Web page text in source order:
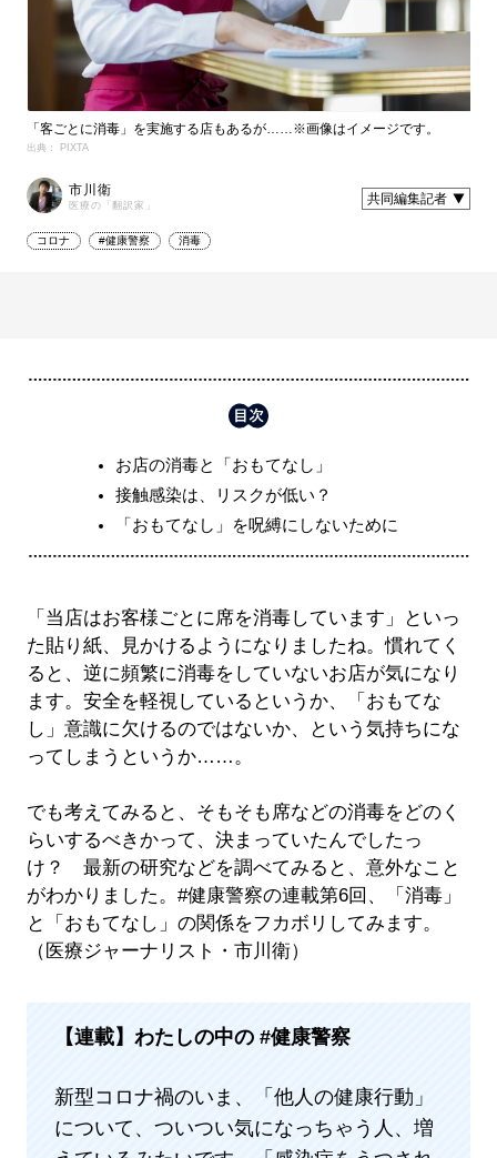
「客ごとに消毒」を実施する店もあるが……※画像はイメージです。
出典： PIXTA
市川衛
医療の「翻訳家」 共同編集記者
コロナ #健康警察 消毒
お店の消毒と「おもてなし」
接触感染は、リスクが低い？
「おもてなし」を呪縛にしないために
「当店はお客様ごとに席を消毒しています」といっ
た貼り紙、見かけるようになりましたね。慣れてく
ると、逆に頻繁に消毒をしていないお店が気になり
ます。安全を軽視しているというか、「おもてな
し」意識に欠けるのではないか、という気持ちにな
ってしまうというか……。
でも考えてみると、そもそも席などの消毒をどのく
らいするべきかって、決まっていたんでしたっ
け？ 最新の研究などを調べてみると、意外なこと
がわかりました。#健康警察の連載第6回、「消毒」
と「おもてなし」の関係をフカボリしてみます。
（医療ジャーナリスト・市川衛）
【連載】わたしの中の #健康警察
新型コロナ禍のいま、「他人の健康行動」
について、ついつい気になっちゃう人、増